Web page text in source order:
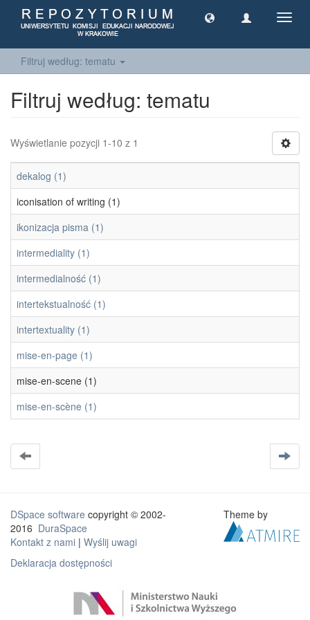
Filtruj według: tematu
Filtruj według: tematu
Wyświetlanie pozycji 1-10 z 1
dekalog (1)
iconisation of writing (1)
ikonizacja pisma (1)
intermediality (1)
intermedialność (1)
intertekstualność (1)
intertextuality (1)
mise-en-page (1)
mise-en-scene (1)
mise-en-scène (1)
DSpace software copyright © 2002-
2016 DuraSpace
Kontakt z nami | Wyślij uwagi
Deklaracja dostępności
Theme by